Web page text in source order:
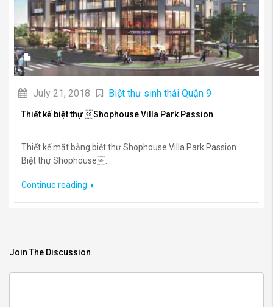
July 21, 2018 Biệt thự sinh thái Quận 9
Thiết kế biệt thự Shophouse Villa Park Passion
Thiết kế mặt bằng biệt thự Shophouse Villa Park Passion
Biệt thự Shophouse...
Continue reading
Join The Discussion